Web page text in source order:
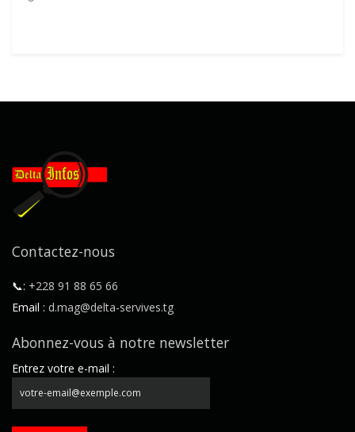
Contactez-nous
📞: +228 91 88 65 66
Email : d.mag@delta-servives.tg
Abonnez-vous à notre newsletter
Entrez votre e-mail :